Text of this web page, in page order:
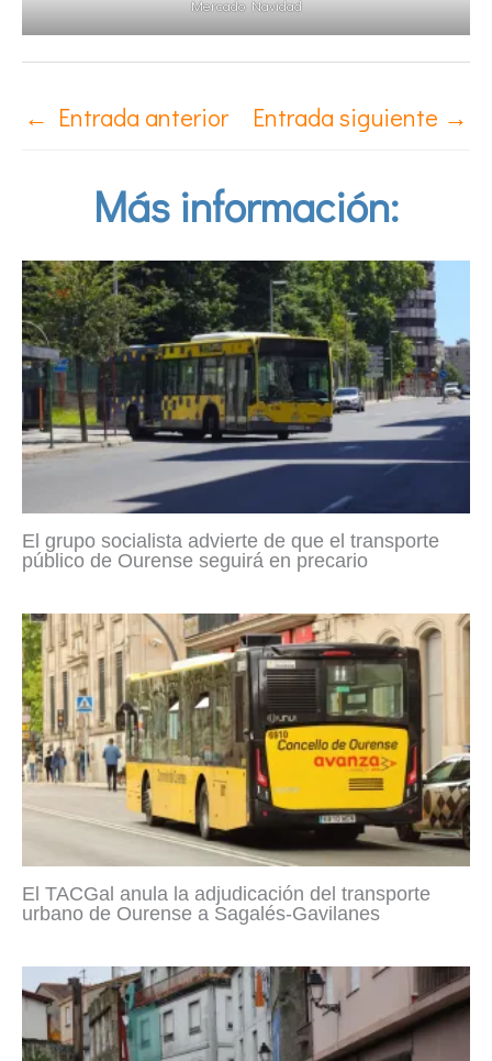
Mercado Navidad
← Entrada anterior Entrada siguiente →
Más información:
El grupo socialista advierte de que el transporte
público de Ourense seguirá en precario
El TACGal anula la adjudicación del transporte
urbano de Ourense a Sagalés-Gavilanes